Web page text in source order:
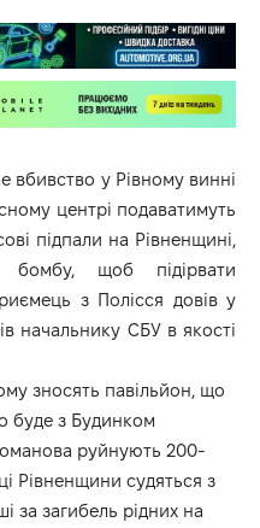
вбивство у Рівному винні
центрі подаватимуть
підпали на Рівненщині,
щоб підірвати
з Полісся довів у
начальнику СБУ в якості
зносять павільйон, що
буде з Будинком
руйнують 200-
Рівненщини судяться з
за загибель рідних на